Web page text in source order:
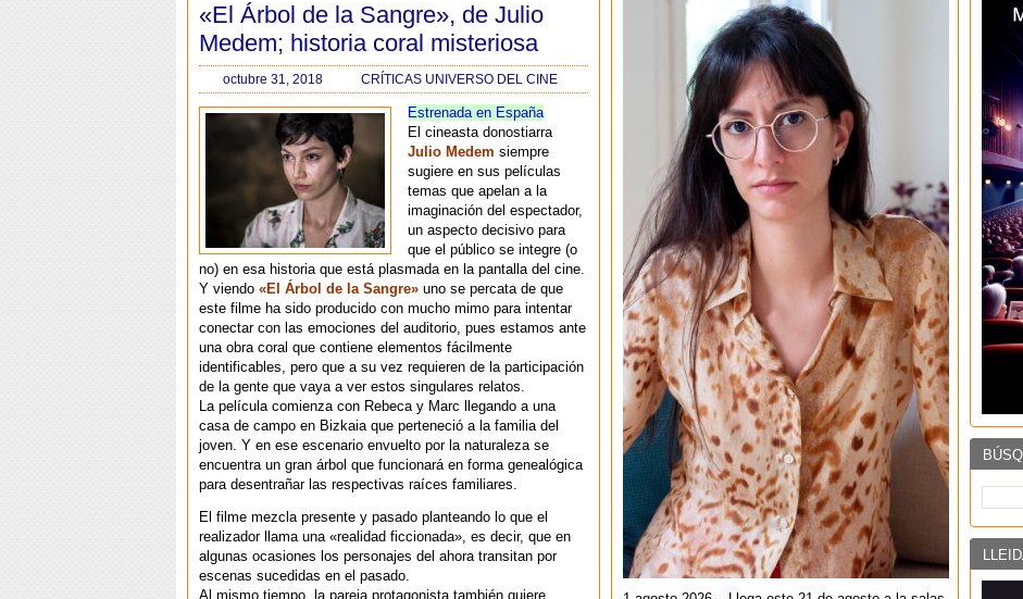
«El Árbol de la Sangre», de Julio
Medem; historia coral misteriosa
octubre 31, 2018 CRÍTICAS UNIVERSO DEL CINE
Estrenada en España
El cineasta donostiarra
Julio Medem siempre
sugiere en sus películas
temas que apelan a la
imaginación del espectador,
un aspecto decisivo para
que el público se integre (o
no) en esa historia que está plasmada en la pantalla del cine.
Y viendo «El Árbol de la Sangre» uno se percata de que
este filme ha sido producido con mucho mimo para intentar
conectar con las emociones del auditorio, pues estamos ante
una obra coral que contiene elementos fácilmente
identificables, pero que a su vez requieren de la participación
de la gente que vaya a ver estos singulares relatos.
La película comienza con Rebeca y Marc llegando a una
casa de campo en Bizkaia que perteneció a la familia del
joven. Y en ese escenario envuelto por la naturaleza se
encuentra un gran árbol que funcionará en forma genealógica
para desentrañar las respectivas raíces familiares.
El filme mezcla presente y pasado planteando lo que el
realizador llama una «realidad ficcionada», es decir, que en
algunas ocasiones los personajes del ahora transitan por
escenas sucedidas en el pasado.
Al mismo tiempo, la pareja protagonista también quiere